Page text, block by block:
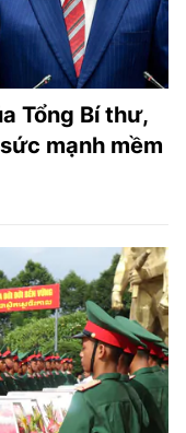
Tổng Bí thư,
mạnh mềm